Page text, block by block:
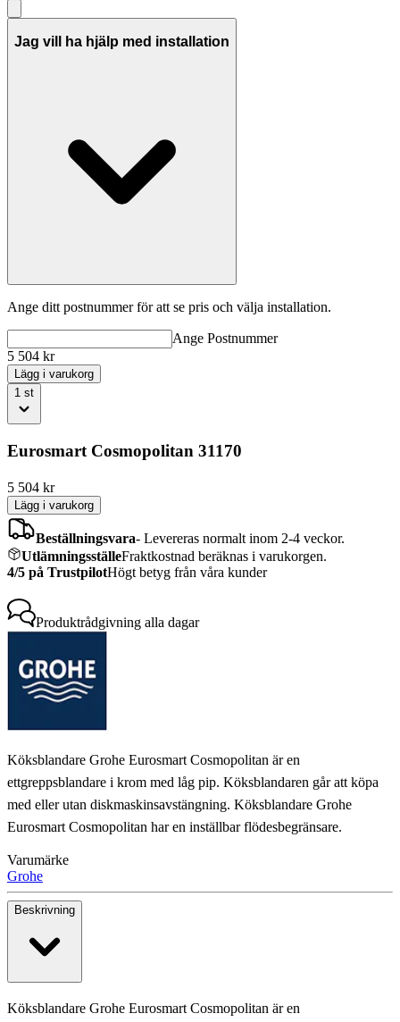
Jag vill ha hjälp med installation
Ange ditt postnummer för att se pris och välja installation.
Ange Postnummer
5 504 kr
Lägg i varukorg
1 st
Eurosmart Cosmopolitan 31170
5 504 kr
Lägg i varukorg
Beställningsvara- Levereras normalt inom 2-4 veckor.
UtlämningsställeFraktkostnad beräknas i varukorgen.
4/5 på TrustpilotHögt betyg från våra kunder
Produktrådgivning alla dagar
Köksblandare Grohe Eurosmart Cosmopolitan är en
ettgreppsblandare i krom med låg pip. Köksblandaren går att köpa
med eller utan diskmaskinsavstängning. Köksblandare Grohe
Eurosmart Cosmopolitan har en inställbar flödesbegränsare.
Varumärke
Grohe
Beskrivning
Köksblandare Grohe Eurosmart Cosmopolitan är en